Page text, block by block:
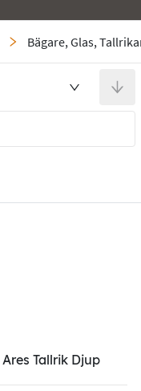
Bägare, Glas,
Ares Tallrik Djup